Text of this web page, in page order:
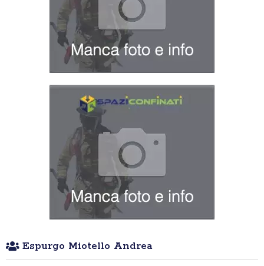
Espurgo Miotello Andrea